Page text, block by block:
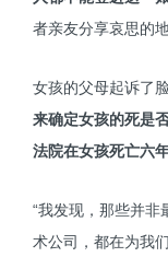
者亲友分享哀思的
女孩的父母起诉了
来确定女孩的死是否
法院在女孩死亡六
“我发现，那些并
术公司，都在为我